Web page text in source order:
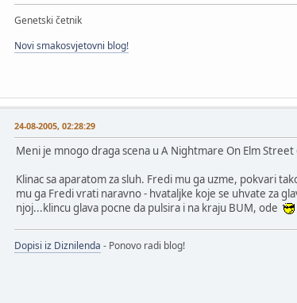
Genetski četnik
Novi smakosvjetovni blog!
24-08-2005, 02:28:29
Meni je mnogo draga scena u A Nightmare On Elm
Klinac sa aparatom za sluh. Fredi mu ga uzme, pokvari
mu ga Fredi vrati naravno - hvataljke koje se uhvate za
njoj...klincu glava pocne da pulsira i na kraju BUM, ode
Dopisi iz Diznilenda - Ponovo radi blog!